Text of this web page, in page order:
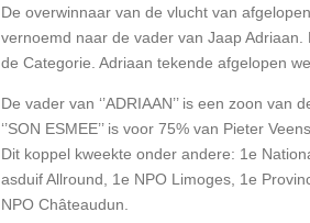
De overwinnaar van de vlucht van
vernoemd naar de vader van Jaap Adriaan.
de Categorie. Adriaan tekende afgelopen
De vader van ‘’ADRIAAN’’ is een zoon
‘’SON ESMEE’’ is voor 75% van Pieter
Dit koppel kweekte onder andere: 1e
asduif Allround, 1e NPO Limoges, 1e
NPO Châteaudun.